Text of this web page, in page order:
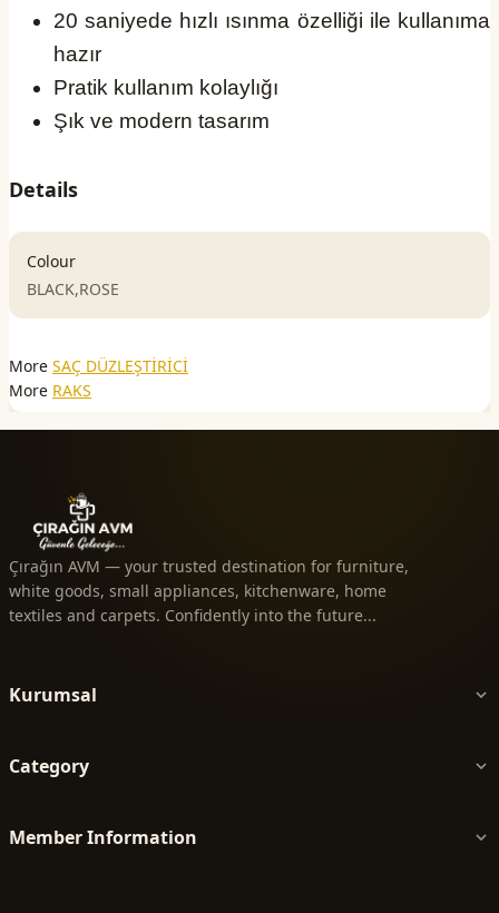
20 saniyede hızlı ısınma özelliği ile kullanıma
hazır
Pratik kullanım kolaylığı
Şık ve modern tasarım
Details
Colour
BLACK,ROSE
More SAÇ DÜZLEŞTİRİCİ
More RAKS
Çırağın AVM — your trusted destination for furniture,
white goods, small appliances, kitchenware, home
textiles and carpets. Confidently into the future...
Kurumsal
Category
Member Information